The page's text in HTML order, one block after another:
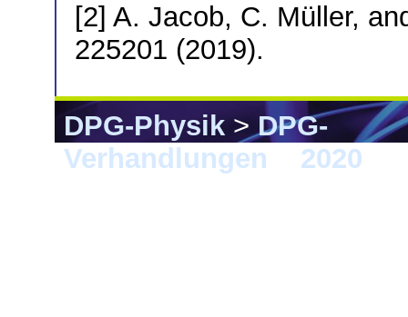
[2] A. Jacob, C. Müller,
225201 (2019).
DPG-Physik>DPG-
Verhandlungen
2020